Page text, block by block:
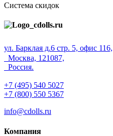
Система скидок
ул. Барклая д.6 стр. 5, офис 116,
Москва, 121087,
Россия.
+7 (495) 540 5027
+7 (800) 550 5367
info@cdolls.ru
Компания